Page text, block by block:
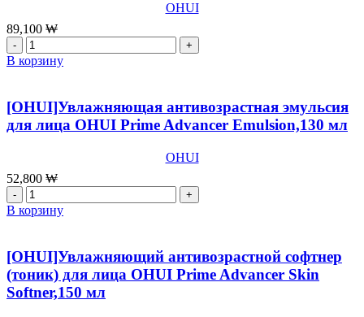
OHUI
89,100 ₩
Количество
товара
[OHUI]Концентрированный
крем
для
глаз
Advancer
Eye
Cream,25
мл
В корзину
[OHUI]Увлажняющая антивозрастная эмульсия
для лица OHUI Prime Advancer Emulsion,130 мл
OHUI
52,800 ₩
Количество
товара
эмульсия
для
лица
OHUI
В корзину
[OHUI]Увлажняющий антивозрастной софтнер
(тоник) для лица ОHUI Prime Advancer Skin
Softner,150 мл